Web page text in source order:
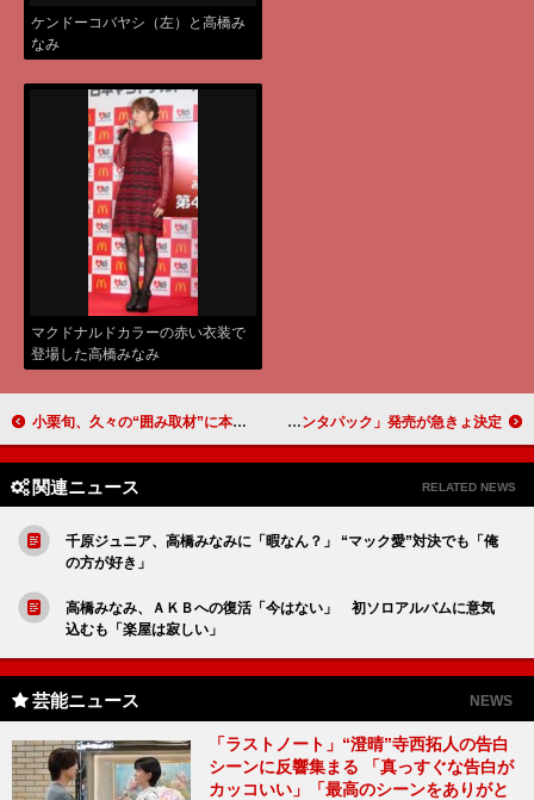
ケンドーコバヤシ（左）と高橋み
なみ
マクドナルドカラーの赤い衣装で
登場した高橋みなみ
小栗旬、久々の“囲み取材”に本音ポツリ？ 「できればもうやりたくない」 桐谷健太がケンタクロース大使に就任！ ２日間限定「ケンタパック」発売が急きょ決定
関連ニュース RELATED NEWS
千原ジュニア、高橋みなみに「暇なん？」 “マック愛”対決でも「俺
の方が好き」
高橋みなみ、ＡＫＢへの復活「今はない」 初ソロアルバムに意気
込むも「楽屋は寂しい」
芸能ニュース NEWS
「ラストノート」“澄晴”寺西拓人の告白
シーンに反響集まる 「真っすぐな告白が
カッコいい」「最高のシーンをありがと